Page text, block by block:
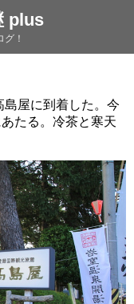
plus
！
屋に到着した。今
たる。冷茶と寒天